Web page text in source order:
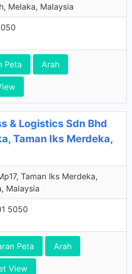
Melaka, Malaysia
Peta Arah
& Logistics Sdn Bhd
Taman Iks Merdeka,
Taman Iks Merdeka,
Malaysia
5050
Peta Arah
View